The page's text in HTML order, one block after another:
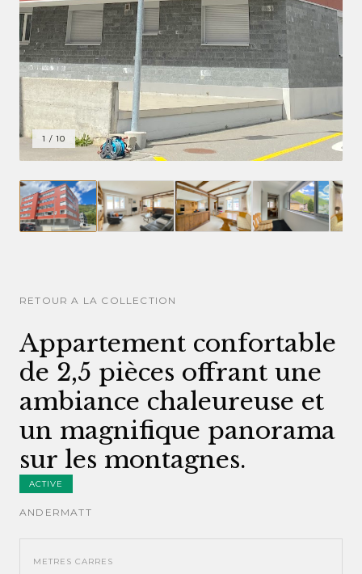
1 / 10
RETOUR A LA COLLECTION
Appartement confortable
de 2,5 pièces offrant une
ambiance chaleureuse et
un magnifique panorama
sur les montagnes.
ACTIVE
ANDERMATT
METRES CARRES